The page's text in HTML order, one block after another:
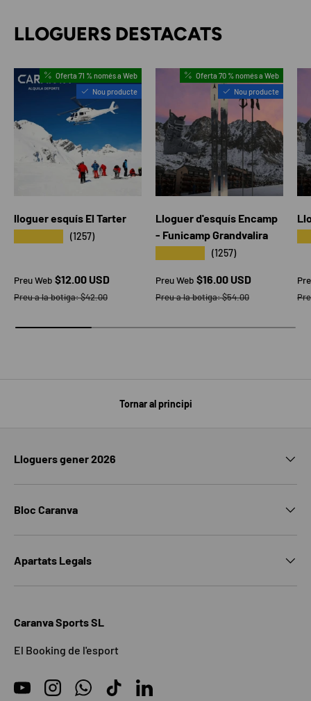
LLOGUERS DESTACATS
Oferta 71 % només a Web
Nou producte
lloguer esquís El Tarter
(1257)
Preu web
Preu Web $12.00 USD
Preu a la botiga
Preu a la botiga:$42.00
Oferta 70 % només a Web
Nou producte
Lloguer d'esquís Encamp
- Funicamp Grandvalira
(1257)
Preu web
Preu Web $16.00 USD
Preu a la botiga
Preu a la botiga:$54.00
Tornar al principi
Lloguers gener 2026
Bloc Caranva
Apartats Legals
Caranva Sports SL
El Booking de l'esport
YouTubeInstagramWhatsAppTikTokLinkedIn